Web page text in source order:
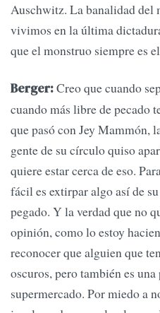
Auschwitz. La banalidad del
vivimos en la última
que el monstruo siempre es
Berger:Creo que cuando
cuando más libre de pecado
que pasó con Jey Mammón,
gente de su círculo quiso
quiere estar cerca de eso.
fácil es extirpar algo así de
pegado. Y la verdad que no
opinión, como lo estoy
reconocer que alguien que
oscuros, pero también es
supermercado. Por miedo a